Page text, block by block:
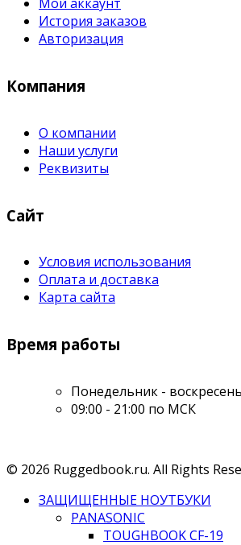
Мой аккаунт
История заказов
Авторизация
Компания
О компании
Наши услуги
Реквизиты
Сайт
Условия использования
Оплата и доставка
Карта сайта
Время работы
Понедельник -
09:00 - 21:00 по МСК
© 2026 Ruggedbook.ru. All Rights
ЗАЩИЩЕННЫЕ НОУТБУКИ
PANASONIC
TOUGHBOOK CF-19